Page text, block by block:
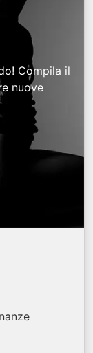
Compila il
nuove